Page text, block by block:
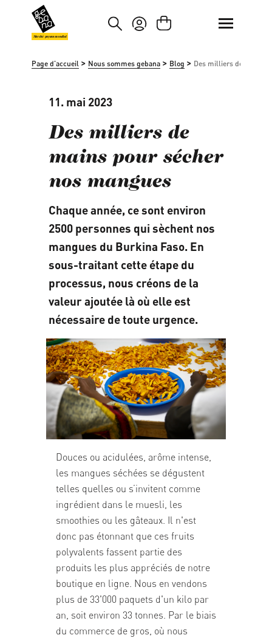
au contenu principal
Passer à la recherche
Marché paysan mondial
Page d'accueil > Nous sommes gebana > Blog > Des milliers de mains
11. mai 2023
Des milliers de
mains pour sécher
nos mangues
Chaque année, ce sont environ
2500 personnes qui sèchent nos
mangues du Burkina Faso. En
sous-traitant cette étape du
processus, nous créons de la
valeur ajoutée là où elle est
nécessaire de toute urgence.
Douces ou acidulées, arôme intense,
les mangues séchées se dégustent
telles quelles ou s’invitent comme
ingrédient dans le muesli, les
smoothies ou les gâteaux. Il n'est
donc pas étonnant que ces fruits
polyvalents fassent partie des
produits les plus appréciés de notre
boutique en ligne. Nous en vendons
plus de 33'000 paquets d'un kilo par
an, soit environ 33 tonnes. Par le biais
du commerce de gros, où nous